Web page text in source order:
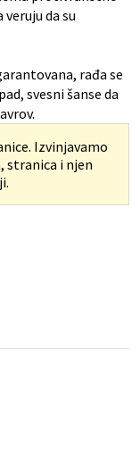
da su
rađa se
svesni šanse da
Izvinjavamo
stranica i njen